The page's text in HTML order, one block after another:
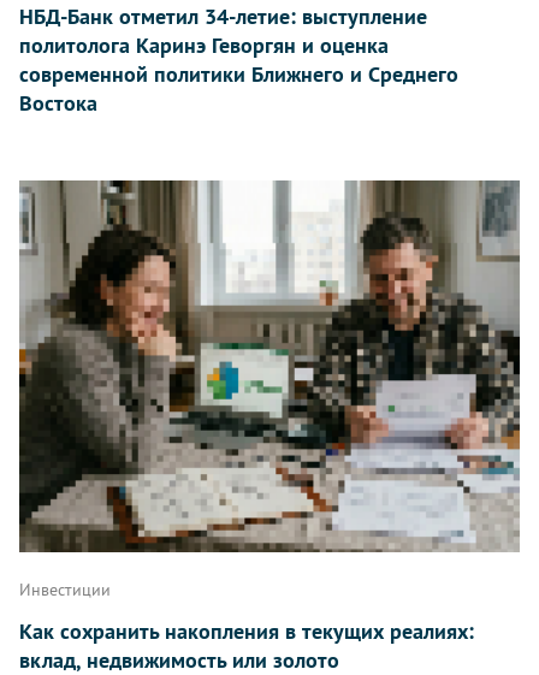
НБД-Банк отметил 34-летие: выступление
политолога Каринэ Геворгян и оценка
современной политики Ближнего и Среднего
Востока
Инвестиции
Как сохранить накопления в текущих реалиях:
вклад, недвижимость или золото